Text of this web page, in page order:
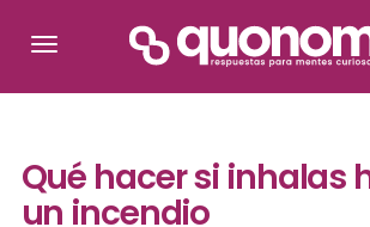
Qué hacer si inhalas
un incendio